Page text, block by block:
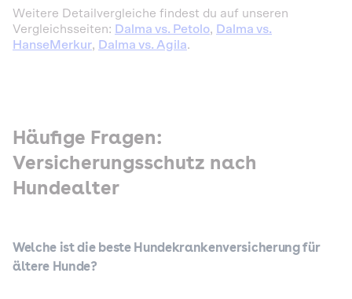
Weitere Detailvergleiche findest du auf unseren
Vergleichsseiten: Dalma vs. Petolo, Dalma vs.
HanseMerkur, Dalma vs. Agila.
Häufige Fragen:
Versicherungsschutz nach
Hundealter
Welche ist die beste Hundekrankenversicherung für
ältere Hunde?